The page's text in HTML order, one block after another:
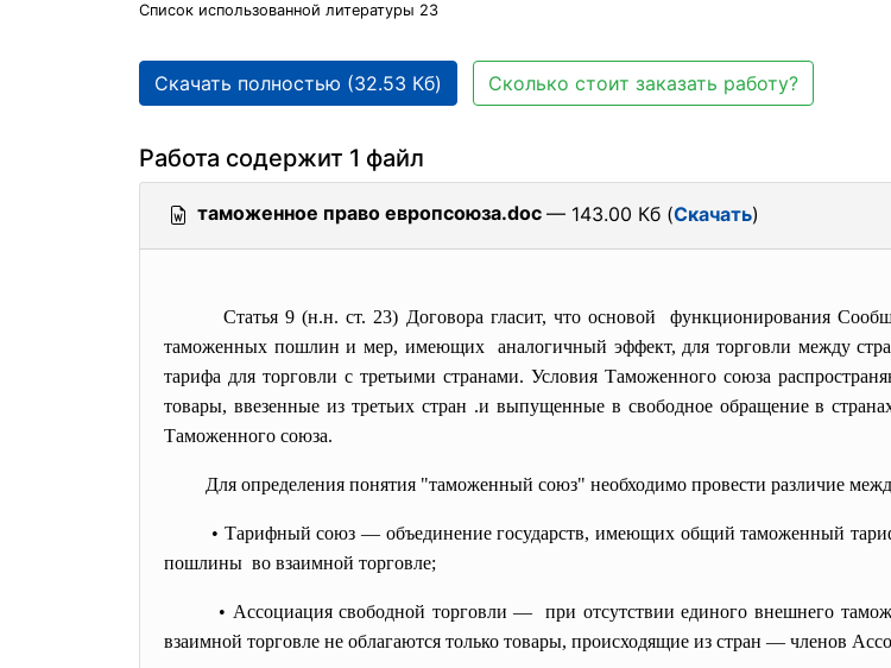
Список использованной литературы 23
Скачать полностью (32.53 Кб) Сколько стоит заказать работу?
Работа содержит 1 файл
таможенное право европсоюза.doc — 143.00 Кб (Скачать)
Статья 9 (н.н. ст. 23) Договора гласит, что основой функционирования
таможенных пошлин и мер, имеющих аналогичный эффект, для торговли между
тарифа для торговли с третьими странами. Условия Таможенного союза
товары, ввезенные из третьих стран .и выпущенные в свободное обращение в
Таможенного союза.
Для определения понятия "таможенный союз" необходимо провести различие
• Тарифный союз — объединение государств, имеющих общий таможенный
пошлины во взаимной торговле;
• Ассоциация свободной торговли — при отсутствии единого внешнего
взаимной торговле не облагаются только товары, происходящие из стран — членов